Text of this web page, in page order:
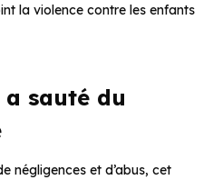
la violence contre les enfants
sauté du
négligences et d’abus, cet